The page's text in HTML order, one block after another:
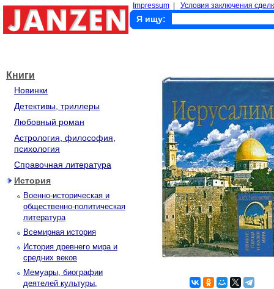
Impressum Условия заключения
Я ищу:
Книги
Новинки
Детективы, триллеры
Любовный роман
Астрология, философия,
психология
Справочная литература
История
Военно-историческая и
общественно-политическая
литература
Всемирная история
История древнего мира и
средних веков
Мемуары, биографии
деятелей культуры,